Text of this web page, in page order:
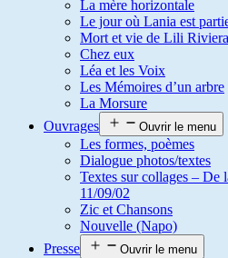
La mère horizontale
Le jour où Lania est
Mort et vie de Lili Riviera
Chez eux
Léa et les Voix
Les Mémoires d’un arbre
La Morsure
Ouvrages
Ouvrir le menu
Les formes, poèmes
Dialogue photos/textes
Textes sur collages – De
11/09/02
Zic et Chansons
Nouvelle (Napo)
Presse
Ouvrir le menu